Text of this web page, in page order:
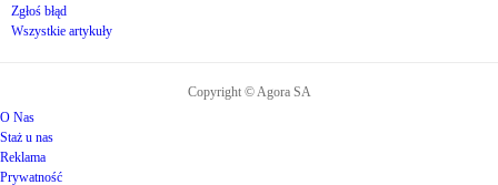
Zgłoś błąd
Wszystkie artykuły
Copyright © Agora SA
O Nas
Staż u nas
Reklama
Prywatność